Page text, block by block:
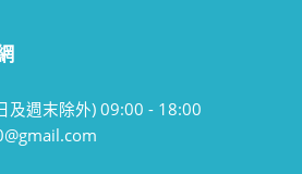
及週末除外) 09:00 - 18:00